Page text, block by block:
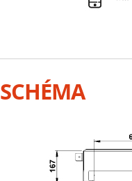
SCHÉMA